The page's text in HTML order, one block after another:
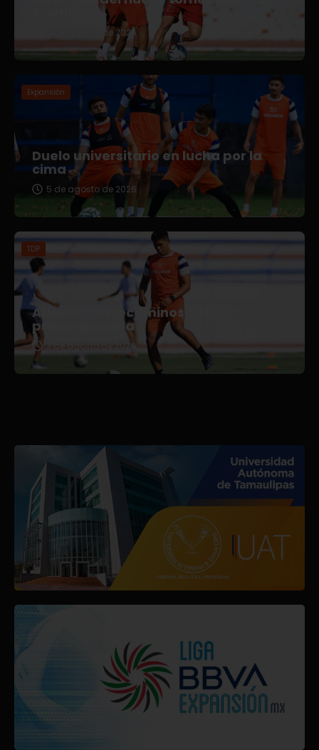
5 de agosto de 2026
Expansión
Duelo universitario en lucha por la
cima
5 de agosto de 2026
TDP
Afianza Correcaminos TDP su
pretemporada
3 de agosto de 2026